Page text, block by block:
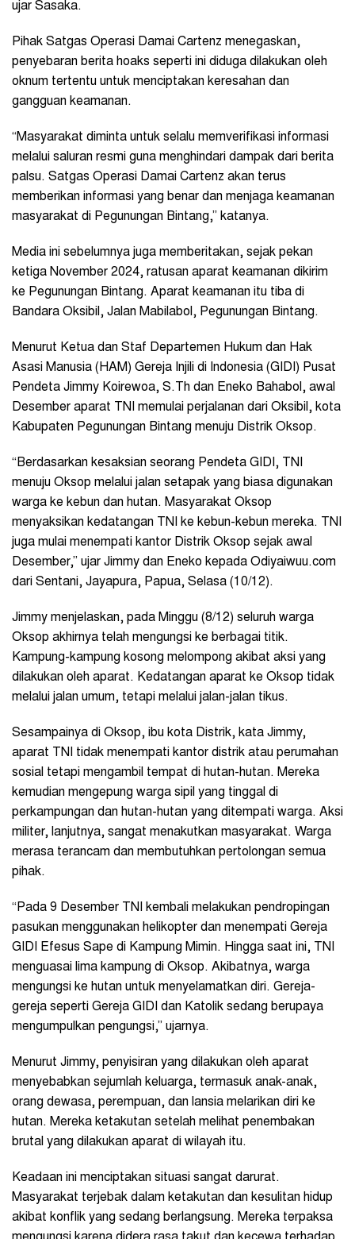
ujar Sasaka.
Pihak Satgas Operasi Damai Cartenz menegaskan,
penyebaran berita hoaks seperti ini diduga dilakukan oleh
oknum tertentu untuk menciptakan keresahan dan
gangguan keamanan.
“Masyarakat diminta untuk selalu memverifikasi informasi
melalui saluran resmi guna menghindari dampak dari berita
palsu. Satgas Operasi Damai Cartenz akan terus
memberikan informasi yang benar dan menjaga keamanan
masyarakat di Pegunungan Bintang,” katanya.
Media ini sebelumnya juga memberitakan, sejak pekan
ketiga November 2024, ratusan aparat keamanan dikirim
ke Pegunungan Bintang. Aparat keamanan itu tiba di
Bandara Oksibil, Jalan Mabilabol, Pegunungan Bintang.
Menurut Ketua dan Staf Departemen Hukum dan Hak
Asasi Manusia (HAM) Gereja Injili di Indonesia (GIDI) Pusat
Pendeta Jimmy Koirewoa, S.Th dan Eneko Bahabol, awal
Desember aparat TNI memulai perjalanan dari Oksibil, kota
Kabupaten Pegunungan Bintang menuju Distrik Oksop.
“Berdasarkan kesaksian seorang Pendeta GIDI, TNI
menuju Oksop melalui jalan setapak yang biasa digunakan
warga ke kebun dan hutan. Masyarakat Oksop
menyaksikan kedatangan TNI ke kebun-kebun mereka. TNI
juga mulai menempati kantor Distrik Oksop sejak awal
Desember,” ujar Jimmy dan Eneko kepada Odiyaiwuu.com
dari Sentani, Jayapura, Papua, Selasa (10/12).
Jimmy menjelaskan, pada Minggu (8/12) seluruh warga
Oksop akhirnya telah mengungsi ke berbagai titik.
Kampung-kampung kosong melompong akibat aksi yang
dilakukan oleh aparat. Kedatangan aparat ke Oksop tidak
melalui jalan umum, tetapi melalui jalan-jalan tikus.
Sesampainya di Oksop, ibu kota Distrik, kata Jimmy,
aparat TNI tidak menempati kantor distrik atau perumahan
sosial tetapi mengambil tempat di hutan-hutan. Mereka
kemudian mengepung warga sipil yang tinggal di
perkampungan dan hutan-hutan yang ditempati warga. Aksi
militer, lanjutnya, sangat menakutkan masyarakat. Warga
merasa terancam dan membutuhkan pertolongan semua
pihak.
“Pada 9 Desember TNI kembali melakukan pendropingan
pasukan menggunakan helikopter dan menempati Gereja
GIDI Efesus Sape di Kampung Mimin. Hingga saat ini, TNI
menguasai lima kampung di Oksop. Akibatnya, warga
mengungsi ke hutan untuk menyelamatkan diri. Gereja-
gereja seperti Gereja GIDI dan Katolik sedang berupaya
mengumpulkan pengungsi,” ujarnya.
Menurut Jimmy, penyisiran yang dilakukan oleh aparat
menyebabkan sejumlah keluarga, termasuk anak-anak,
orang dewasa, perempuan, dan lansia melarikan diri ke
hutan. Mereka ketakutan setelah melihat penembakan
brutal yang dilakukan aparat di wilayah itu.
Keadaan ini menciptakan situasi sangat darurat.
Masyarakat terjebak dalam ketakutan dan kesulitan hidup
akibat konflik yang sedang berlangsung. Mereka terpaksa